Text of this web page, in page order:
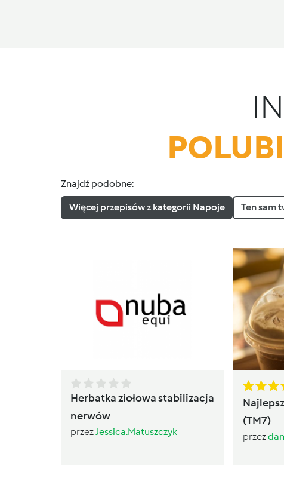
Znajdź podobne:
Więcej przepisów z kategorii Napoje Ten sam
Herbatka ziołowa stabilizacja
nerwów
przezJessica.Matuszczyk
(TM7)
przez